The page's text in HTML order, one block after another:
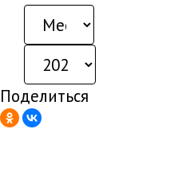
Поделиться